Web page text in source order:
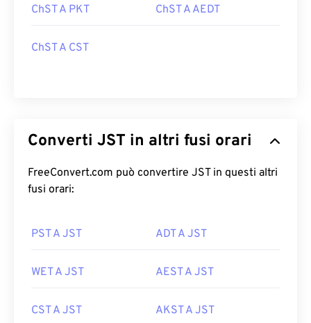
ChST A PKT ChST A AEDT
ChST A CST
Converti JST in altri fusi orari
FreeConvert.com può convertire JST in questi altri
fusi orari:
PST A JST ADT A JST
WET A JST AEST A JST
CST A JST AKST A JST